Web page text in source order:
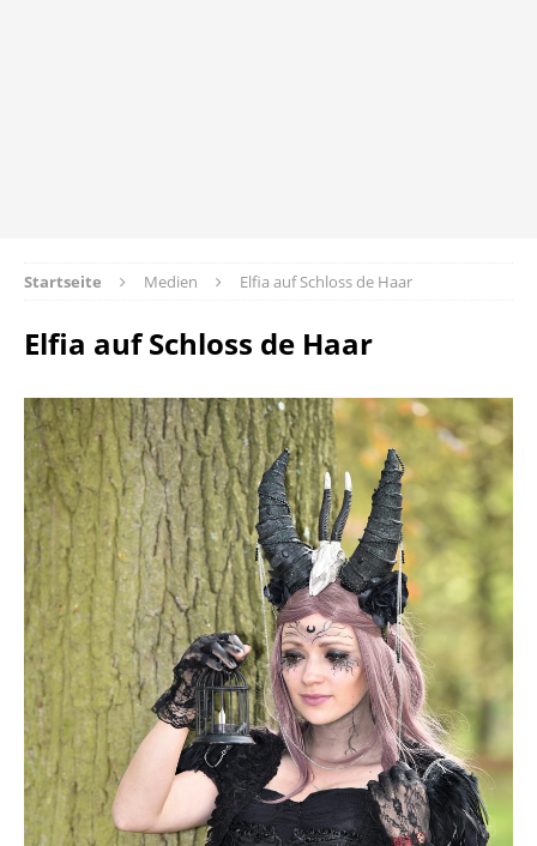
Startseite Medien Elfia auf Schloss de Haar
Elfia auf Schloss de Haar